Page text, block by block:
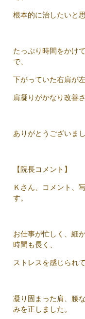
根本的に治したいと
たっぷり時間をかけ
で、
下がっていた右肩が
肩凝りがかなり改善
ありがとうございまし
【院長コメント】
Ｋさん、コメント、
す。
お仕事が忙しく、細
時間も長く、
ストレスを感じられ
凝り固まった肩、腰
みを正しました。